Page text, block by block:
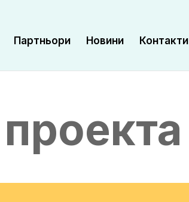
Партньори Новини Контакти